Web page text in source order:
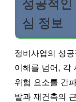
성공적인
심 정보
정비사업의 성
이해를 넘어, 각
위험 요소를 간
발과 재건축의